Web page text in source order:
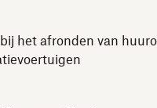
bij het afronden van